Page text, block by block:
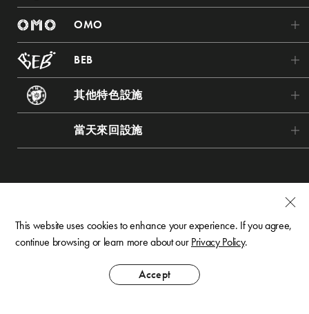
This website uses cookies to enhance your experience. If you agree,
continue browsing or learn more about ourPrivacy Policy.
Accept
虹夕諾雅 奈良監獄
虹夕諾雅 飛鳥
虹夕諾雅 沖繩
虹夕諾雅 竹富島
虹夕諾雅 谷關
界 秋保
界 鬼怒川
界 草津
界 箱根
界 仙石原
界 遠州
界 阿爾卑斯
界 松本
RISONARE Tomamu
RISONARE 那須
RISONARE 山梨八岳
RISONARE 大阪
RISONARE 下關
RISONARE 關島
OMO
OMO7 旭川
OMO5 函館
OMO5 東京大塚
OMO3 東京赤坂
OMO5 橫濱馬車道
OMO7 橫濱
OMO5 金澤片町
BEB
BEB5 土浦
BEB5 門司港
其他特色設施
Tomamu the Tower
1955 Tokyo Bay
Karuizawa Hotel Bleston Court
The Surfjack Hotel & Swim Club
當天來回設施
星野TOMAMU度假村
谷川岳 Joch
Mt.T
蕎麥割烹 SAI
© Hoshino Resorts Inc. All Rights Reserved.